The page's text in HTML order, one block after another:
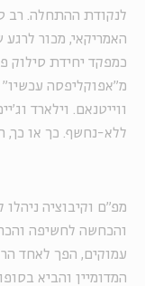
לנקודת ההתחלה. רב
האמריקאי, מכור
כמפקד יחידת סילוק
מ"אפוקליפסה
ווייטנאם. וילארד
ללא-נחשף. כך או כך,
מפ"ם וקיבוציה
והכחשה לחשיפה
עמוקים, הפך לאחד
המדומיין והביא